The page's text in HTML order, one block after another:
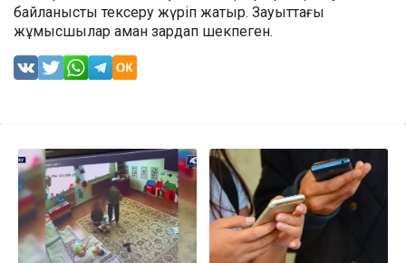
байланысты тексеру жүріп жатыр. Зауыттағы
жұмысшылар аман зардап шекпеген.